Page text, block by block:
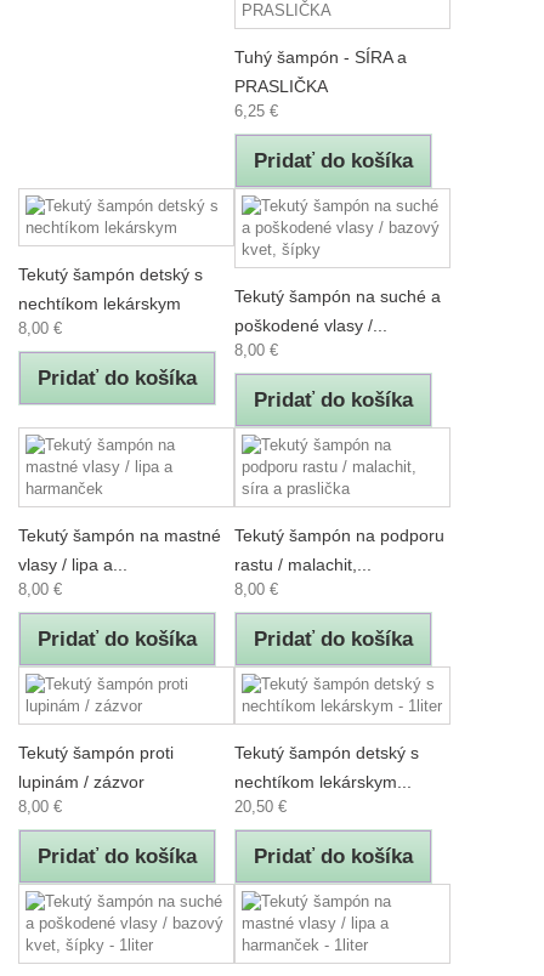
Tuhý šampón - SÍRA a
PRASLIČKA
6,25 €
Pridať do košíka
Tekutý šampón detský s
nechtíkom lekárskym
8,00 €
Pridať do košíka
Tekutý šampón na suché a
poškodené vlasy /...
8,00 €
Pridať do košíka
Tekutý šampón na mastné
vlasy / lipa a...
8,00 €
Pridať do košíka
Tekutý šampón na podporu
rastu / malachit,...
8,00 €
Pridať do košíka
Tekutý šampón proti
lupinám / zázvor
8,00 €
Pridať do košíka
Tekutý šampón detský s
nechtíkom lekárskym...
20,50 €
Pridať do košíka